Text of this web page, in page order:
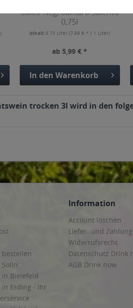
Caleo Negroamaro Salento
0,75l
Inhalt0.75 Liter(7,99 € * / 1 Liter)
ab 5,99 € *
In den Warenkorb
trocken 3l wird in den
Bielefeld
Erding - Ihr
Information
Account löschen
Liefer- und
Widerrufsrecht
Datenschutz Drink
AGB Drink now